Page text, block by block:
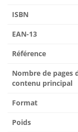
ISBN
EAN-13
Référence
Nombre de pages
contenu principal
Format
Poids